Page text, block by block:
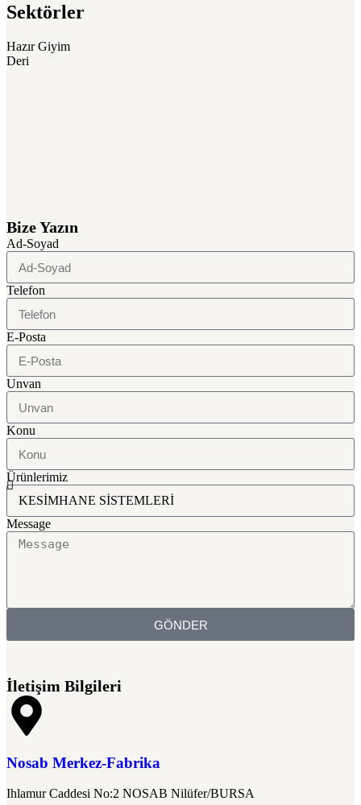
Sektörler
Hazır Giyim
Deri
Bize Yazın
Ad-Soyad
Telefon
E-Posta
Unvan
Konu
Ürünlerimiz
Message
GÖNDER
İletişim Bilgileri
Nosab Merkez-Fabrika
Ihlamur Caddesi No:2 NOSAB Nilüfer/BURSA